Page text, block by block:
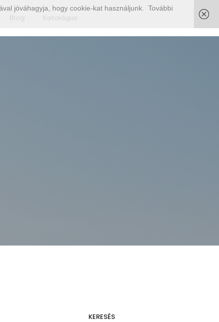
KERESÉS
jóváhagyja, hogy cookie-kat használjunk.
További